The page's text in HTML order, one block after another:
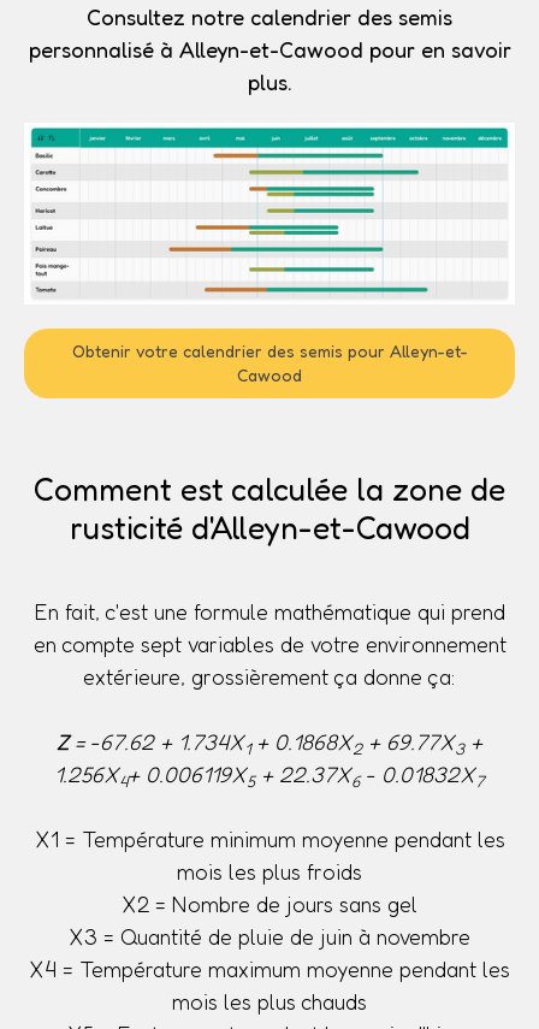
Consultez notre calendrier des semis
personnalisé à Alleyn-et-Cawood pour en savoir
plus.
Obtenir votre calendrier des semis pour Alleyn-et-
Cawood
Comment est calculée la zone de
rusticité d'Alleyn-et-Cawood
En fait, c'est une formule mathématique qui prend
en compte sept variables de votre environnement
extérieure, grossièrement ça donne ça:
Z= -67.62 + 1.734X1+ 0.1868X2+ 69.77X3+
1.256X4+ 0.006119X5+ 22.37X6- 0.01832X7
X1 = Température minimum moyenne pendant les
mois les plus froids
X2 = Nombre de jours sans gel
X3 = Quantité de pluie de juin à novembre
X4 = Température maximum moyenne pendant les
mois les plus chauds